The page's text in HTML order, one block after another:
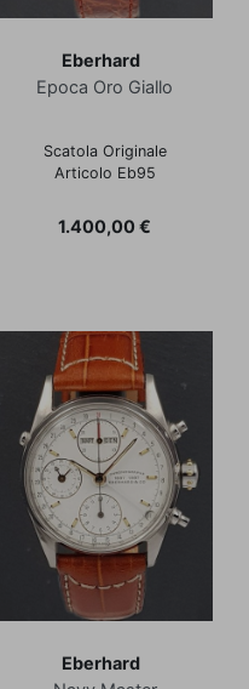
Eberhard
Epoca Oro Giallo
Scatola Originale
Articolo Eb95
Prezzo
1.400,00 €
Eberhard